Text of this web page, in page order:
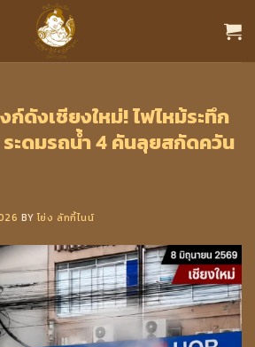
ดังเชียงใหม่! ไฟไหม้ระทึก
ะดมรถน้ำ 4 คันลุยสกัดควัน
BY โย่ง ลักกี้ไนน์